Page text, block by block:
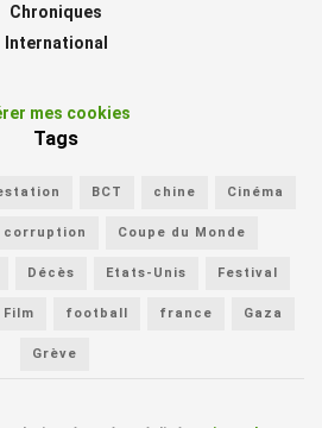
Chroniques
International
mes cookies
Tags
BCT chine Cinéma
corruption Coupe du Monde
Décès Etats-Unis Festival
Film football france Gaza
Grève